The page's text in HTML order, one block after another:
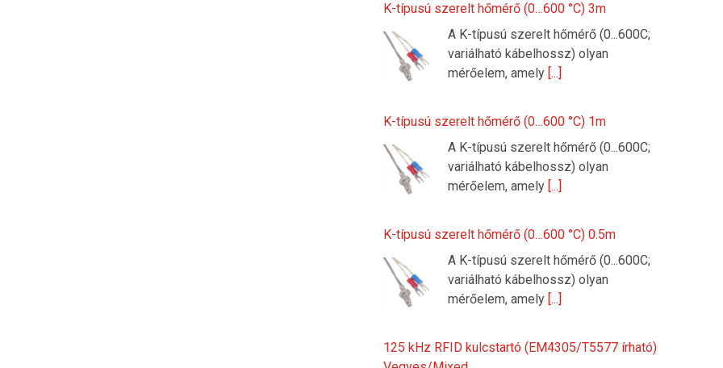
K-típusú szerelt hőmérő (0…600 °C) 3m
A K-típusú szerelt hőmérő (0...600C;
variálható kábelhossz) olyan
mérőelem, amely [...]
K-típusú szerelt hőmérő (0…600 °C) 1m
A K-típusú szerelt hőmérő (0...600C;
variálható kábelhossz) olyan
mérőelem, amely [...]
K-típusú szerelt hőmérő (0…600 °C) 0.5m
A K-típusú szerelt hőmérő (0...600C;
variálható kábelhossz) olyan
mérőelem, amely [...]
125 kHz RFID kulcstartó (EM4305/T5577 írható)